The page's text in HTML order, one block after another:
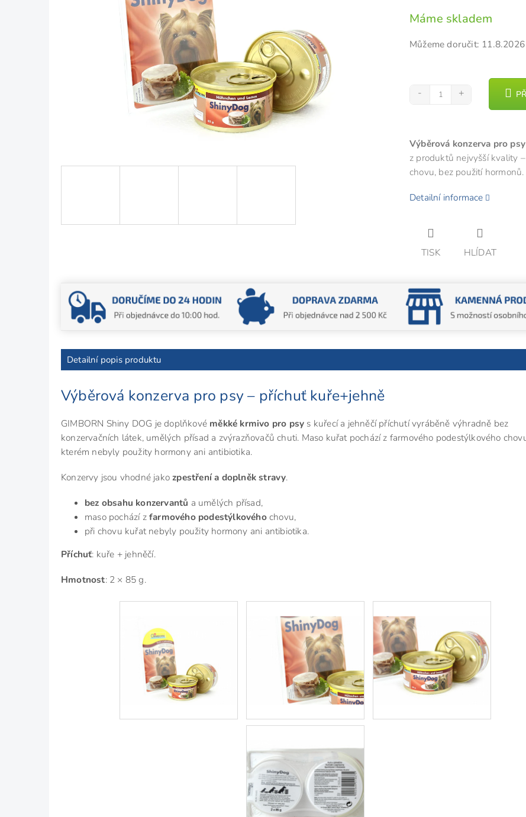
z
5
hvězdiček.
Máme skladem
Můžeme doručit: 11.8.2026
Výběrová konzerva pro psy
z produktů nejvyšší kvality
chovu, bez použití hormonů.
Detailní informace
TISK HLÍDAT
Detailní popis produktu
Výběrová konzerva pro psy – příchuť kuře+jehně
GIMBORN Shiny DOG je doplňkové měkké krmivo pro psy s kuřecí a jehněčí příchutí vyráběně výhradně bez
konzervačních látek, umělých přísad a zvýrazňovačů chuti. Maso kuřat pochází z farmového podestýlkového
kterém nebyly použity hormony ani antibiotika.
Konzervy jsou vhodné jakozpestření a doplněk stravy.
bez obsahu konzervantů a umělých přísad,
maso pochází zfarmového podestýlkovéhochovu,
při chovu kuřat nebyly použity hormony ani antibiotika.
Příchuť: kuře + jehněčí.
Hmotnost: 2 × 85 g.